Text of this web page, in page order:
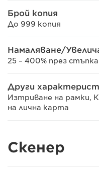
Брой копия
До 999 копия
Намаляване/
25 – 400% през
Други
Изтриване на рамки,
на лична карта
Скенер